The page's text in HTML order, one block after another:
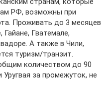
РФ, возможны при
Проживать до 3 месяцев
Гватемале,
А также в Чили,
туризм/транзит.
количеством до 90
за промежуток, не